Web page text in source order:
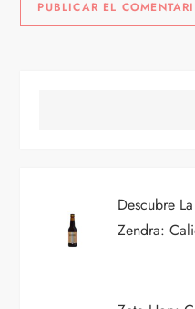
Descubre
Zendra: